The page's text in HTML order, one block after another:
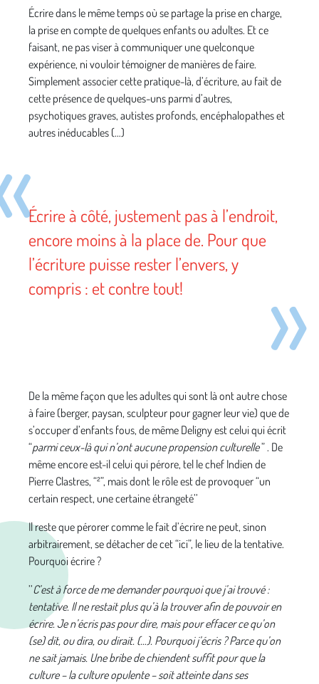
Écrire dans le même temps où se partage la prise en charge,
la prise en compte de quelques enfants ou adultes. Et ce
faisant, ne pas viser à communiquer une quelconque
expérience, ni vouloir témoigner de manières de faire.
Simplement associer cette pratique-là, d’écriture, au fait de
cette présence de quelques-uns parmi d’autres,
psychotiques graves, autistes profonds, encéphalopathes et
autres inéducables (…)
Écrire à côté, justement pas à l’endroit,
encore moins à la place de. Pour que
l’écriture puisse rester l’envers, y
compris : et contre tout!
De la même façon que les adultes qui sont là ont autre chose
à faire (berger, paysan, sculpteur pour gagner leur vie) que de
s’occuper d’enfants fous, de même Deligny est celui qui écrit
“parmi ceux-là qui n’ont aucune propension culturelle” . De
même encore est-il celui qui pérore, tel le chef Indien de
Pierre Clastres, “²”, mais dont le rôle est de provoquer “un
certain respect, une certaine étrangeté’’
Il reste que pérorer comme le fait d’écrire ne peut, sinon
arbitrairement, se détacher de cet “ici”, le lieu de la tentative.
Pourquoi écrire ?
’’C’est à force de me demander pourquoi que j’ai trouvé :
tentative. Il ne restait plus qu’à la trouver afin de pouvoir en
écrire. Je n’écris pas pour dire, mais pour effacer ce qu’on
(se) dit, ou dira, ou dirait. (…). Pourquoi j’écris ? Parce qu’on
ne sait jamais. Une bribe de chiendent suffit pour que la
culture – la culture opulente – soit atteinte dans ses